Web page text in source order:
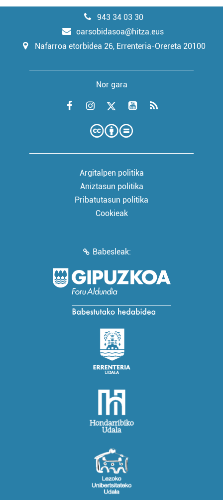
943 34 03 30
oarsobidasoa@hitza.eus
Nafarroa etorbidea 26, Errenteria-Orereta 20100
Nor gara
Argitalpen politika
Aniztasun politika
Pribatutasun politika
Cookieak
Babesleak: